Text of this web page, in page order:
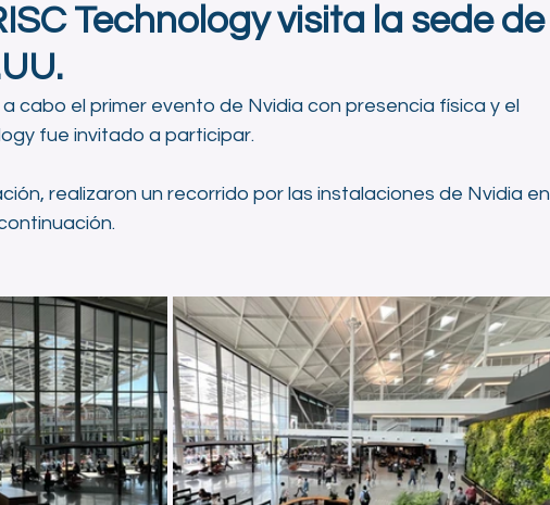
Technology visita la sede de
cabo el primer evento de Nvidia con presencia física y el
fue invitado a participar.
realizaron un recorrido por las instalaciones de Nvidia en